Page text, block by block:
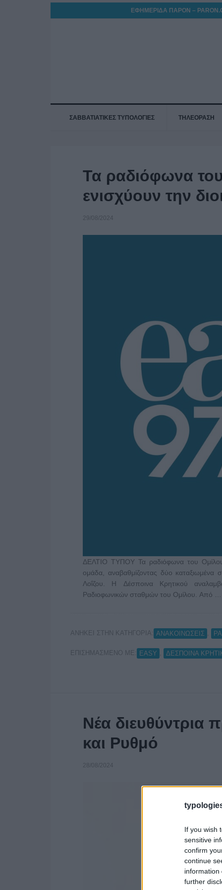
If you wish
sensitive
confirm
continue
information
further
ΕΦΗΜΕΡΙΔΑ ΠΑΡΟΝ –
ΣΑΒΒΑΤΙΑΤΙΚΕΣ ΤΥΠΟΛΟΓΙΕΣ ΤΗΛΕΟΡΑΣΗ
Τα ραδιόφωνα
ενισχύουν την
29/08/2024
ΔΕΛΤΙΟ ΤΥΠΟΥ Τα ραδιόφωνα του
ομάδα, αναβαθμίζοντας δύο καταξιωμένα
Λοΐζου. Η Δέσποινα Κρητικού
Ραδιοφωνικών σταθμών του Ομίλου. Από …
ΑΝΗΚΕΙ ΣΤΗΝ ΚΑΤΗΓΟΡΙΑ: ΑΝΑΚΟΙΝΩΣΕΙΣ
ΕΠΙΣΗΜΑΣΜΕΝΟ ΜΕ: EASY ΔΕΣΠΟΙΝΑ
Νέα διευθύντρια
και Ρυθμό
28/08/2024